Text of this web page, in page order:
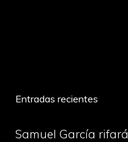
Entradas recientes
Samuel García